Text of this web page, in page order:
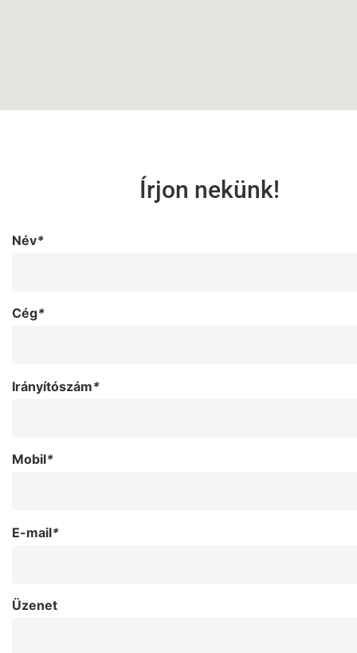
Írjon nekünk!
Név*
Cég*
Irányítószám*
Mobil*
E-mail*
Üzenet